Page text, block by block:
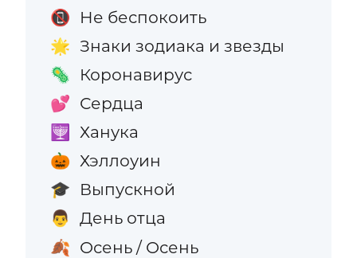
📵 Не беспокоить
🌟 Знаки зодиака и звезды
🦠 Коронавирус
💕 Сердца
🕎 Ханука
🎃 Хэллоуин
🎓 Выпускной
👨 День отца
🍂 Осень / Осень